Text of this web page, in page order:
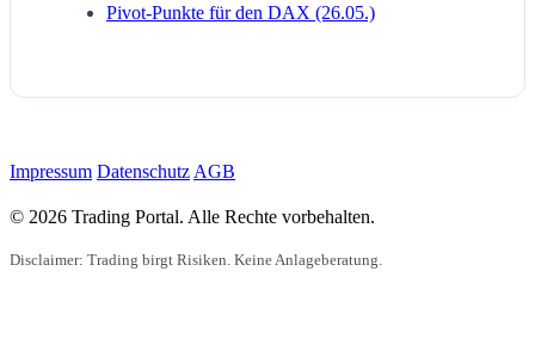
Pivot-Punkte für den DAX (26.05.)
Impressum Datenschutz AGB
© 2026 Trading Portal. Alle Rechte vorbehalten.
Disclaimer: Trading birgt Risiken. Keine Anlageberatung.